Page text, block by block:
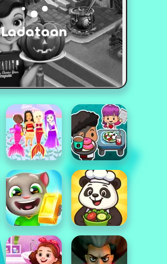
Ladataan